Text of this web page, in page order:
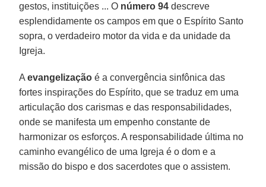
gestos, instituições ... O número 94 descreve
esplendidamente os campos em que o Espírito Santo
sopra, o verdadeiro motor da vida e da unidade da
Igreja.
Aevangelização é a convergência sinfônica das
fortes inspirações do Espírito, que se traduz em uma
articulação dos carismas e das responsabilidades,
onde se manifesta um empenho constante de
harmonizar os esforços. A responsabilidade última no
caminho evangélico de uma Igreja é o dom e a
missão do bispo e dos sacerdotes que o assistem.